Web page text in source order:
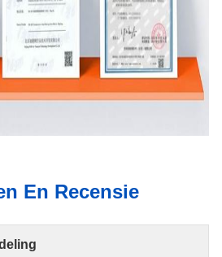
En Recensie